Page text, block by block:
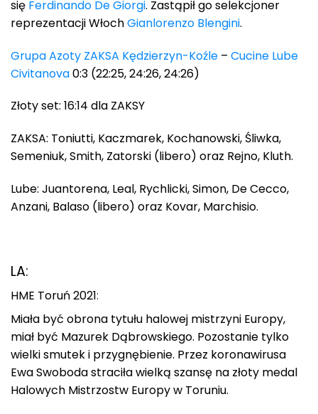
się Ferdinando De Giorgi. Zastąpił go selekcjoner
reprezentacji WłochGianlorenzo Blengini.
Grupa Azoty ZAKSA Kędzierzyn-Koźle – Cucine Lube
Civitanova0:3 (22:25, 24:26, 24:26)
Złoty set: 16:14 dla ZAKSY
ZAKSA: Toniutti, Kaczmarek, Kochanowski, Śliwka,
Semeniuk, Smith, Zatorski (libero) oraz Rejno, Kluth.
Lube: Juantorena, Leal, Rychlicki, Simon, De Cecco,
Anzani, Balaso (libero) oraz Kovar, Marchisio.
LA:
HME Toruń 2021:
Miała być obrona tytułu halowej mistrzyni Europy,
miał być Mazurek Dąbrowskiego. Pozostanie tylko
wielki smutek i przygnębienie. Przez koronawirusa
Ewa Swoboda straciła wielką szansę na złoty medal
Halowych Mistrzostw Europy w Toruniu.